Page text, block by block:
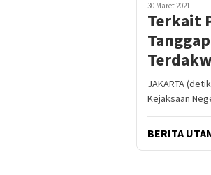
30 Maret 2021
Terkait
JAKARTA
Kejaksaan
BERITA